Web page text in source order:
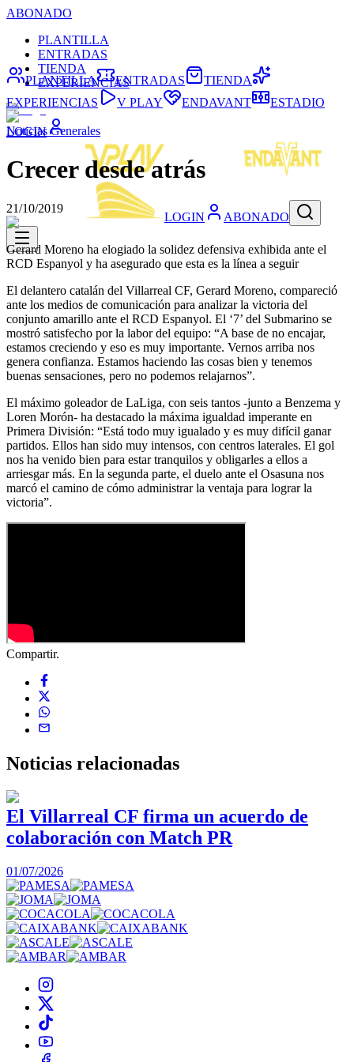
ABONADO
PLANTILLA
ENTRADAS
TIENDA
EXPERIENCIAS
LOGIN
LOGIN ABONADO
PLANTILLA ENTRADAS
TIENDA
EXPERIENCIAS
V PLAY ENDAVANT ESTADIO
Noticias Generales
Crecer desde atrás
21/10/2019
Gerard Moreno ha elogiado la solidez defensiva exhibida ante el
RCD Espanyol y ha asegurado que esta es la línea a seguir
El delantero catalán del Villarreal CF, Gerard Moreno, compareció
ante los medios de comunicación para analizar la victoria del
conjunto amarillo ante el RCD Espanyol. El ‘7’ del Submarino se
mostró satisfecho por la labor del equipo: “A base de no encajar,
estamos creciendo y eso es muy importante. Vernos arriba nos
genera confianza. Estamos haciendo las cosas bien y tenemos
buenas sensaciones, pero no podemos relajarnos”.
El máximo goleador de LaLiga, con seis tantos -junto a Benzema y
Loren Morón- ha destacado la máxima igualdad imperante en
Primera División: “Está todo muy igualado y es muy difícil ganar
partidos. Ellos han sido muy intensos, con centros laterales. El gol
nos ha venido bien para estar tranquilos y obligarles a ellos a
arriesgar más. En la segunda parte, el duelo ante el Osasuna nos
marcó el camino de cómo administrar la ventaja para lograr la
victoria”.
Compartir.
Noticias relacionadas
El Villarreal CF firma un acuerdo de
colaboración con Match PR
01/07/2026